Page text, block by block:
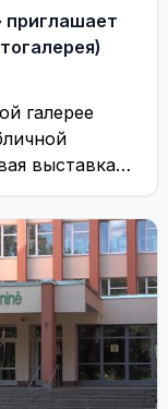
приглашает
галерее
выставка
под